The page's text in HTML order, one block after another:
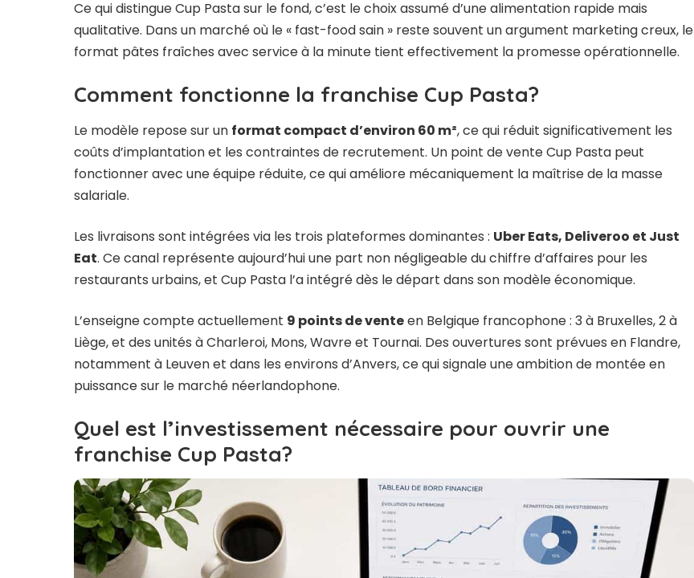
Ce qui distingue Cup Pasta sur le fond, c’est le choix assumé d’une alimentation rapide mais
qualitative. Dans un marché où le « fast-food sain » reste souvent un argument marketing creux, le
format pâtes fraîches avec service à la minute tient effectivement la promesse opérationnelle.
Comment fonctionne la franchise Cup Pasta?
Le modèle repose sur un format compact d’environ 60 m², ce qui réduit significativement les
coûts d’implantation et les contraintes de recrutement. Un point de vente Cup Pasta peut
fonctionner avec une équipe réduite, ce qui améliore mécaniquement la maîtrise de la masse
salariale.
Les livraisons sont intégrées via les trois plateformes dominantes : Uber Eats, Deliveroo et Just
Eat. Ce canal représente aujourd’hui une part non négligeable du chiffre d’affaires pour les
restaurants urbains, et Cup Pasta l’a intégré dès le départ dans son modèle économique.
L’enseigne compte actuellement 9 points de venteen Belgique francophone : 3 à Bruxelles, 2 à
Liège, et des unités à Charleroi, Mons, Wavre et Tournai. Des ouvertures sont prévues en Flandre,
notamment à Leuven et dans les environs d’Anvers, ce qui signale une ambition de montée en
puissance sur le marché néerlandophone.
Quel est l’investissement nécessaire pour ouvrir une
franchise Cup Pasta?